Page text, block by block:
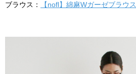
ブラウス：
【nofl】綿麻Wガーゼブラウス